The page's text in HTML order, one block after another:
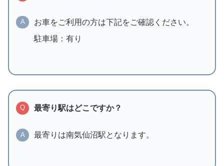
A
お車をご利用の方は下記をご確認ください。
駐車場：有り
Q 最寄り駅はどこですか？
A 最寄りは南気仙沼駅となります。